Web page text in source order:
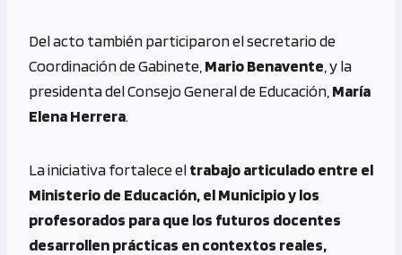
Del acto también participaron el secretario de
Coordinación de Gabinete, Mario Benavente , y la
presidenta del Consejo General de Educación, María
Elena Herrera.
La iniciativa fortalece eltrabajo articulado entre el
Ministerio de Educación, el Municipio y los
profesorados para que los futuros docentes
desarrollen prácticas en contextos reales,